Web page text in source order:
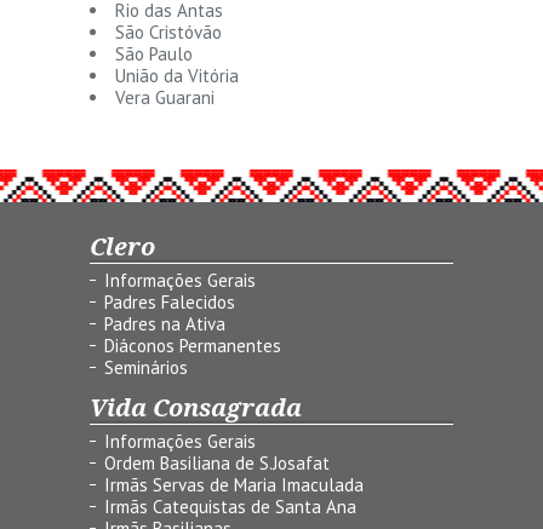
Rio das Antas
São Cristóvão
São Paulo
União da Vitória
Vera Guarani
Clero
Informações Gerais
Padres Falecidos
Padres na Ativa
Diáconos Permanentes
Seminários
Vida Consagrada
Informações Gerais
Ordem Basiliana de S.Josafat
Irmãs Servas de Maria Imaculada
Irmãs Catequistas de Santa Ana